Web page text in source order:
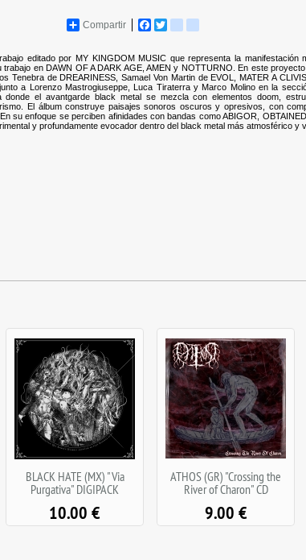
Compartir Facebook
editado por MY KINGDOM MUSIC que representa la
trabajo en DAWN OF A DARK AGE, AMEN y NOTTURNO. En este
Tenebra de DREARINESS, Samael Von Martin de EVOL, MATER A
a Lorenzo Mastrogiuseppe, Luca Tiraterra y Marco Molino en la
donde el avantgarde black metal se mezcla con elementos doom,
El álbum construye paisajes sonoros oscuros y opresivos, con
su enfoque se perciben afinidades con bandas como ABIGOR,
y profundamente evocador dentro del black metal más atmosférico y
ATHOS (GR) "Crossing the
River of Charon" CD
9.00 €
BARZAK (BD) "Barzak" CD
9.00€